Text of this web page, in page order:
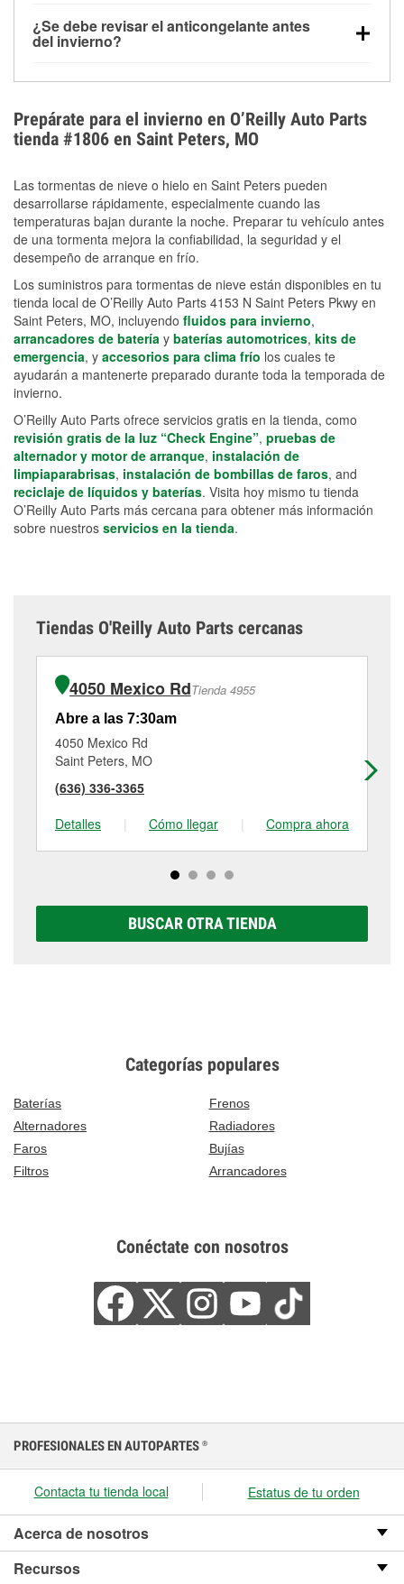
alrededor de 1 PSI por cada 10 °F que baja la
temperatura. Puedes obtener más información sobre
¿Se debe revisar el anticongelante antes
del invierno?
el sobrecalentamiento en condiciones de frío
extremo. Aprende cómo comprobar la protección
anticongelante en nuestra sección How-To.
Prepárate para el invierno en O’Reilly Auto Parts
tienda #1806 en Saint Peters, MO
Las tormentas de nieve o hielo en Saint Peters pueden
desarrollarse rápidamente, especialmente cuando las
temperaturas bajan durante la noche. Preparar tu vehículo antes
de una tormenta mejora la confiabilidad, la seguridad y el
desempeño de arranque en frío.
Los suministros para tormentas de nieve están disponibles en tu
tienda local de O’Reilly Auto Parts 4153 N Saint Peters Pkwy en
Saint Peters, MO, incluyendo fluidos para invierno,
arrancadores de batería y baterías automotrices, kits de
emergencia, y accesorios para clima frío los cuales te
ayudarán a mantenerte preparado durante toda la temporada de
invierno.
O’Reilly Auto Parts ofrece servicios gratis en la tienda, como
revisión gratis de la luz “Check Engine”, pruebas de
alternador y motor de arranque, instalación de
limpiaparabrisas, instalación de bombillas de faros, and
reciclaje de líquidos y baterías. Visita hoy mismo tu tienda
O’Reilly Auto Parts más cercana para obtener más información
sobre nuestros servicios en la tienda.
Tiendas O'Reilly Auto Parts cercanas
4050 Mexico RdTienda 4955
Abre a las 7:30am
4050 Mexico Rd
Saint Peters, MO
(636) 336-3365
Detalles
| Cómo llegar | Compra ahora
BUSCAR OTRA TIENDA
Categorías populares
Baterías
Frenos
Alternadores
Radiadores
Faros
Bujías
Filtros
Arrancadores
Conéctate con nosotros
PROFESIONALES EN AUTOPARTES ®
Contacta tu tienda local Estatus de tu orden
Acerca de nosotros
Recursos